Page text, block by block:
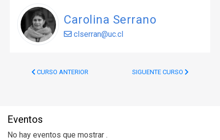
Carolina Serrano
clserran@uc.cl
CURSO ANTERIOR SIGUENTE CURSO
Eventos
No hay eventos que mostrar .